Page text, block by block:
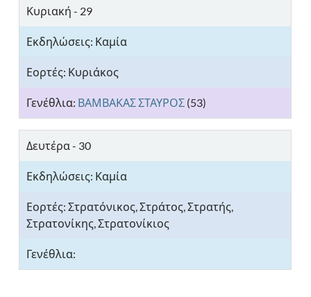
Κυριακή - 29
Κυριάκος
ΒΑΜΒΑΚΑΣ ΣΤΑΥΡΟΣ (53)
Δευτέρα - 30
Στρατόνικος, Στράτος, Στρατής,
Στρατονίκης, Στρατονίκιος